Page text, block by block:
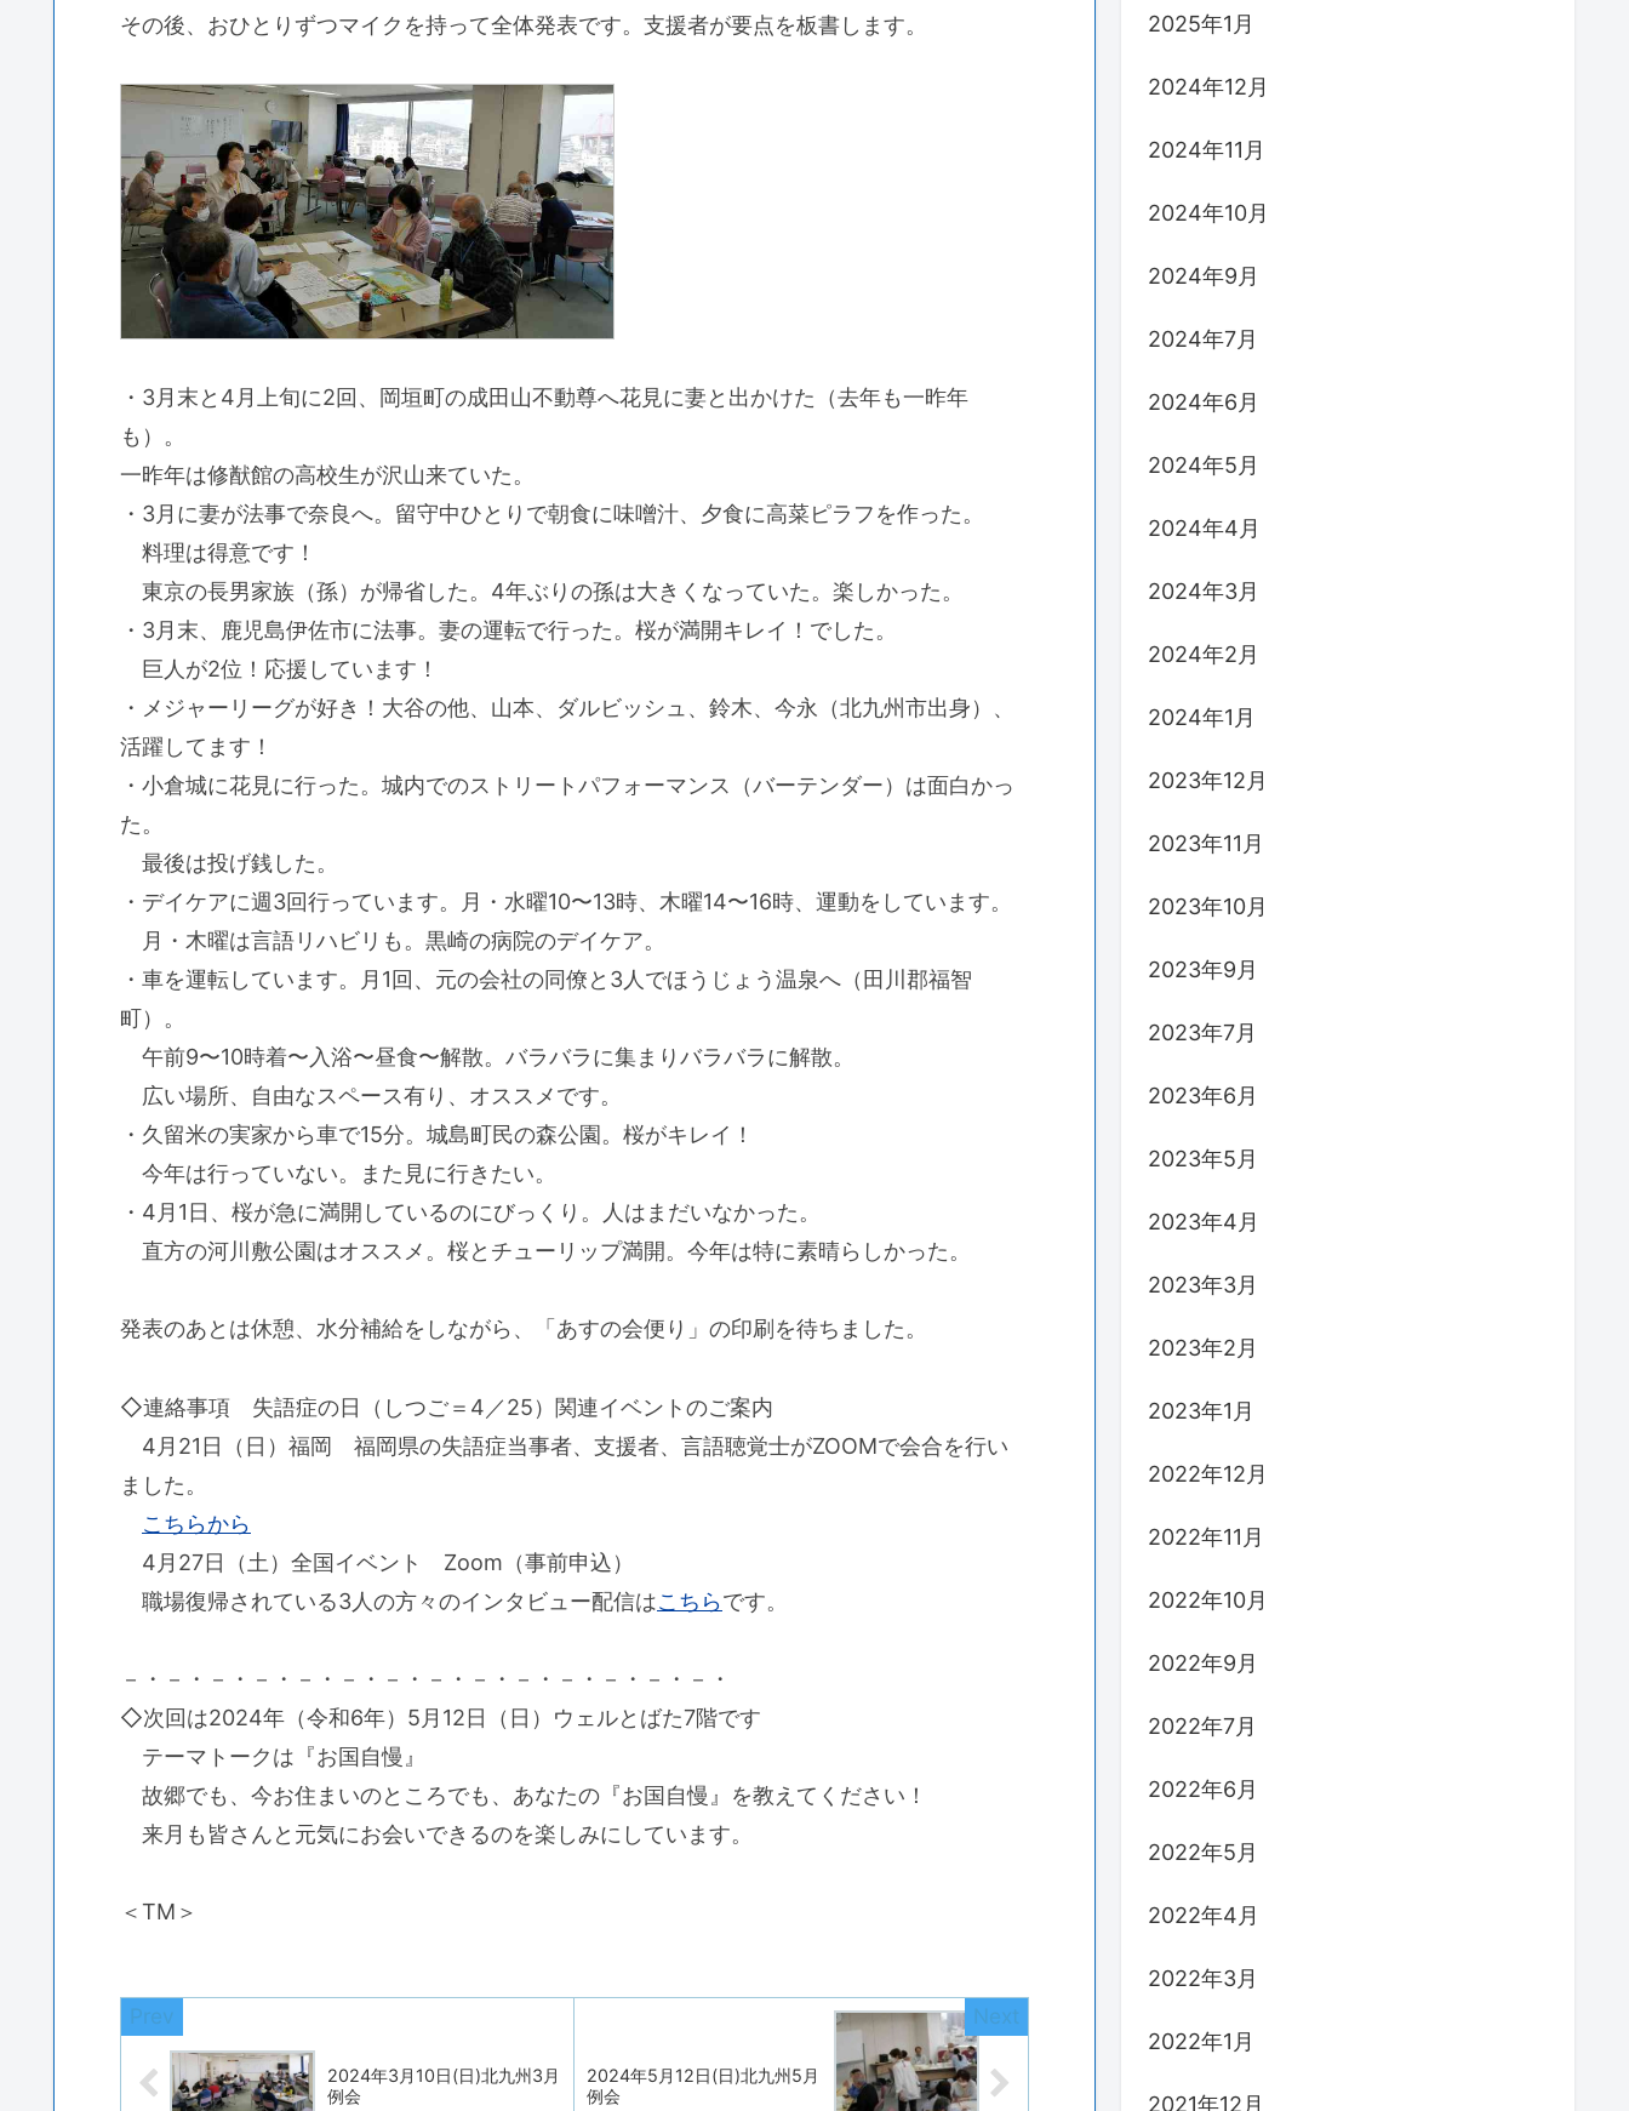
その後、おひとりずつマイクを持って全体発表です。支援者が要点を板書します。
・3月末と4月上旬に2回、岡垣町の成田山不動尊へ花見に妻と出かけた（去年も一昨年
も）。
一昨年は修猷館の高校生が沢山来ていた。
・3月に妻が法事で奈良へ。留守中ひとりで朝食に味噌汁、夕食に高菜ピラフを作った。
料理は得意です！
東京の長男家族（孫）が帰省した。4年ぶりの孫は大きくなっていた。楽しかった。
・3月末、鹿児島伊佐市に法事。妻の運転で行った。桜が満開キレイ！でした。
巨人が2位！応援しています！
・メジャーリーグが好き！大谷の他、山本、ダルビッシュ、鈴木、今永（北九州市出身）、
活躍してます！
・小倉城に花見に行った。城内でのストリートパフォーマンス（バーテンダー）は面白かっ
た。
最後は投げ銭した。
・デイケアに週3回行っています。月・水曜10〜13時、木曜14〜16時、運動をしています。
月・木曜は言語リハビリも。黒崎の病院のデイケア。
・車を運転しています。月1回、元の会社の同僚と3人でほうじょう温泉へ（田川郡福智
町）。
午前9〜10時着〜入浴〜昼食〜解散。バラバラに集まりバラバラに解散。
広い場所、自由なスペース有り、オススメです。
・久留米の実家から車で15分。城島町民の森公園。桜がキレイ！
今年は行っていない。また見に行きたい。
・4月1日、桜が急に満開しているのにびっくり。人はまだいなかった。
直方の河川敷公園はオススメ。桜とチューリップ満開。今年は特に素晴らしかった。
発表のあとは休憩、水分補給をしながら、「あすの会便り」の印刷を待ちました。
◇連絡事項 失語症の日（しつご＝4／25）関連イベントのご案内
4月21日（日）福岡 福岡県の失語症当事者、支援者、言語聴覚士がZOOMで会合を行い
ました。
こちらから
4月27日（土）全国イベント Zoom（事前申込）
職場復帰されている3人の方々のインタビュー配信はこちらです。
－・－・－・－・－・－・－・－・－・－・－・－・－・－・
◇次回は2024年（令和6年）5月12日（日）ウェルとばた7階です
テーマトークは『お国自慢』
故郷でも、今お住まいのところでも、あなたの『お国自慢』を教えてください！
来月も皆さんと元気にお会いできるのを楽しみにしています。
＜TM＞
2024年3月10日(日)北九州3月
例会
2024年5月12日(日)北九州5月
例会
2025年1月
2024年12月
2024年11月
2024年10月
2024年9月
2024年7月
2024年6月
2024年5月
2024年4月
2024年3月
2024年2月
2024年1月
2023年12月
2023年11月
2023年10月
2023年9月
2023年7月
2023年6月
2023年5月
2023年4月
2023年3月
2023年2月
2023年1月
2022年12月
2022年11月
2022年10月
2022年9月
2022年7月
2022年6月
2022年5月
2022年4月
2022年3月
2022年1月
2021年12月